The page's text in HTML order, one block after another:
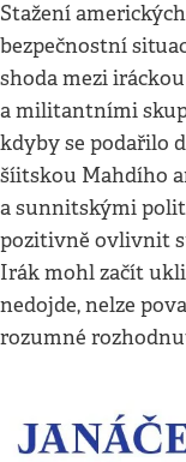
Stažení
bezpečnostní
shoda mezi
a militantními
kdyby se podařilo
šíitskou Mahdího
a sunnitskými
pozitivně ovlivnit
Irák mohl začít
nedojde, nelze
rozumné